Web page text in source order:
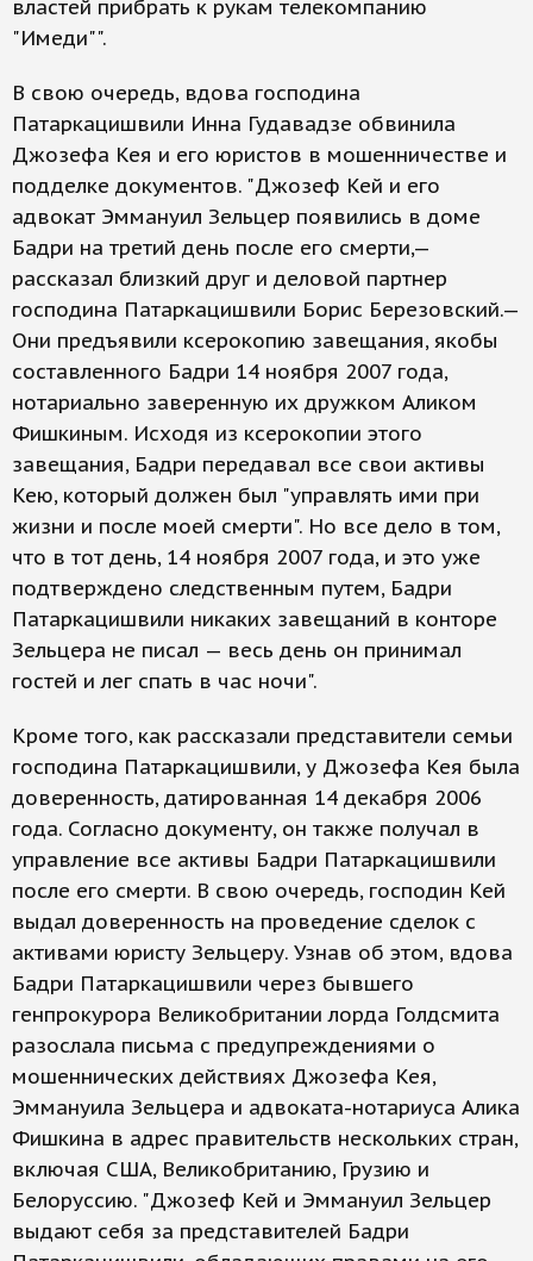
властей прибрать к рукам телекомпанию
"Имеди"".
В свою очередь, вдова господина
Патаркацишвили Инна Гудавадзе обвинила
Джозефа Кея и его юристов в мошенничестве и
подделке документов. "Джозеф Кей и его
адвокат Эммануил Зельцер появились в доме
Бадри на третий день после его смерти,—
рассказал близкий друг и деловой партнер
господина Патаркацишвили Борис Березовский.—
Они предъявили ксерокопию завещания, якобы
составленного Бадри 14 ноября 2007 года,
нотариально заверенную их дружком Аликом
Фишкиным. Исходя из ксерокопии этого
завещания, Бадри передавал все свои активы
Кею, который должен был "управлять ими при
жизни и после моей смерти". Но все дело в том,
что в тот день, 14 ноября 2007 года, и это уже
подтверждено следственным путем, Бадри
Патаркацишвили никаких завещаний в конторе
Зельцера не писал — весь день он принимал
гостей и лег спать в час ночи".
Кроме того, как рассказали представители семьи
господина Патаркацишвили, у Джозефа Кея была
доверенность, датированная 14 декабря 2006
года. Согласно документу, он также получал в
управление все активы Бадри Патаркацишвили
после его смерти. В свою очередь, господин Кей
выдал доверенность на проведение сделок с
активами юристу Зельцеру. Узнав об этом, вдова
Бадри Патаркацишвили через бывшего
генпрокурора Великобритании лорда Голдсмита
разослала письма с предупреждениями о
мошеннических действиях Джозефа Кея,
Эммануила Зельцера и адвоката-нотариуса Алика
Фишкина в адрес правительств нескольких стран,
включая США, Великобританию, Грузию и
Белоруссию. "Джозеф Кей и Эммануил Зельцер
выдают себя за представителей Бадри